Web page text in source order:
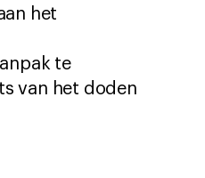
het
te
van het doden